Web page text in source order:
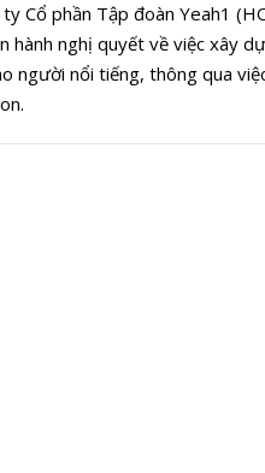
Cổ phần Tập đoàn Yeah1
hành nghị quyết về việc xây
người nổi tiếng, thông qua